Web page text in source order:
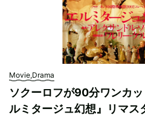
Movie,Drama
ソクーロフが90分ワンカ
ルミタージュ幻想』リマス